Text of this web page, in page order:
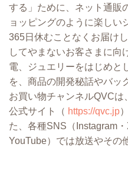
する」ために、ネット通販
ョッピングのように楽しい
365日休むことなくお届け
してやまないお客さまに向
電、ジュエリーをはじめと
を、商品の開発秘話やバッ
お買い物チャンネルQVC
公式サイト（ https://qvc.jp
た、各種SNS（Instagram
YouTube）では放送やその